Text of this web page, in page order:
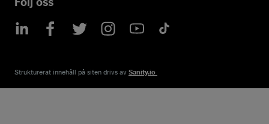
Följ oss
Strukturerat innehåll på siten drivs av​ Sanity.io